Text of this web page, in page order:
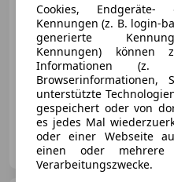
03/2023 73 000 km
Gebrauchtwagenzentrum Tirol
AT-6134 Vomp
Cookies,
Kennungen (z. B. login-
generierte
Kennungen) können
Informationen (z.
Browserinformationen,
unterstützte
gespeichert oder von
es jedes Mal
oder einer Webseite
einen oder
Verarbeitungszwecke.